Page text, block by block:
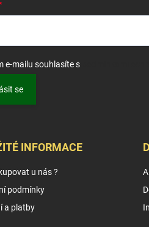
e-mailu souhlasíte s
se
INFORMACE
u nás ?
podmínky
a platby